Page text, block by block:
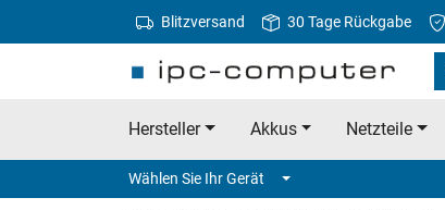
Blitzversand 30 Tage Rückgabe
Hersteller Akkus Netzteile
Wählen Sie Ihr Gerät